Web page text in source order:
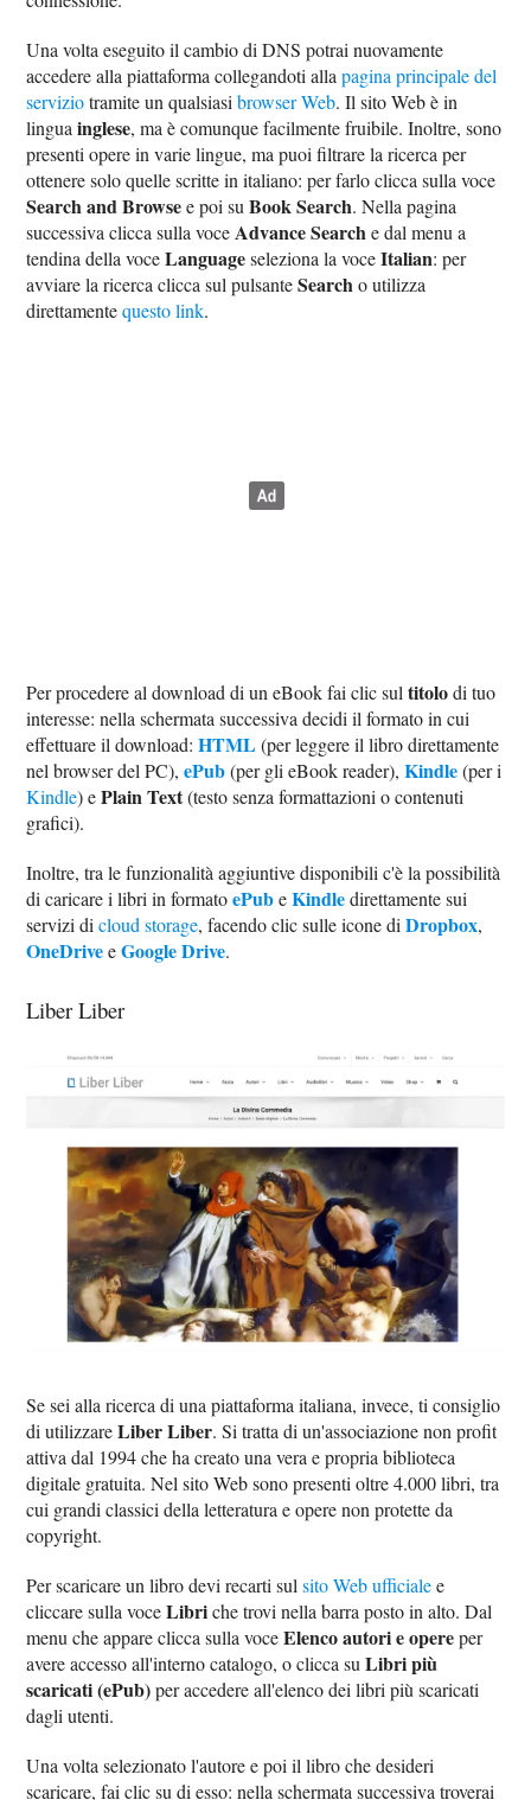
Una volta eseguito il cambio di DNS potrai nuovamente
accedere alla piattaforma collegandoti allapagina principale del
serviziotramite un qualsiasibrowser Web. Il sito Web è in
linguainglese, ma è comunque facilmente fruibile. Inoltre, sono
presenti opere in varie lingue, ma puoi filtrare la ricerca per
ottenere solo quelle scritte in italiano: per farlo clicca sulla voce
Search and Browsee poi suBook Search. Nella pagina
successiva clicca sulla voce Advance Searche dal menu a
tendina della voceLanguageseleziona la voceItalian: per
avviare la ricerca clicca sul pulsanteSearcho utilizza
direttamentequesto link.
Per procedere al download di un eBook fai clic sultitolodi tuo
interesse: nella schermata successiva decidi il formato in cui
effettuare il download:HTML(per leggere il libro direttamente
nel browser del PC),ePub(per gli eBook reader),Kindle(per i
Kindle) ePlain Text(testo senza formattazioni o contenuti
grafici).
Inoltre, tra le funzionalità aggiuntive disponibili c'è la possibilità
di caricare i libri in formatoePubeKindledirettamente sui
servizi dicloud storage, facendo clic sulle icone diDropbox,
OneDriveeGoogle Drive.
Liber Liber
Se sei alla ricerca di una piattaforma italiana, invece, ti consiglio
di utilizzareLiber Liber. Si tratta di un'associazione non profit
attiva dal 1994 che ha creato una vera e propria biblioteca
digitale gratuita. Nel sito Web sono presenti oltre 4.000 libri, tra
cui grandi classici della letteratura e opere non protette da
copyright.
Per scaricare un libro devi recarti sulsito Web ufficialee
cliccare sulla voceLibriche trovi nella barra posto in alto. Dal
menu che appare clicca sulla voceElenco autori e opereper
avere accesso all'interno catalogo, o clicca suLibri più
scaricati (ePub)per accedere all'elenco dei libri più scaricati
dagli utenti.
Una volta selezionato l'autore e poi il libro che desideri
scaricare, fai clic su di esso: nella schermata successiva troverai